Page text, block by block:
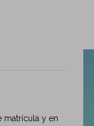
matrícula y en